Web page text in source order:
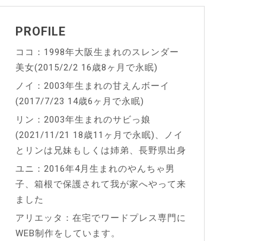
PROFILE
ココ：1998年大阪生まれのスレンダー
美女(2015/2/2 16歳8ヶ月で永眠)
ノイ：2003年生まれの甘えんボーイ
(2017/7/23 14歳6ヶ月で永眠)
リン：2003年生まれのサビっ娘
(2021/11/21 18歳11ヶ月で永眠)、ノイ
とリンは兄妹もしくは姉弟、長野県出身
ユニ：2016年4月生まれのやんちゃ男
子、箱根で保護されて我が家へやって来
ました
アリエッタ：在宅でワードプレス専門に
WEB制作をしています。